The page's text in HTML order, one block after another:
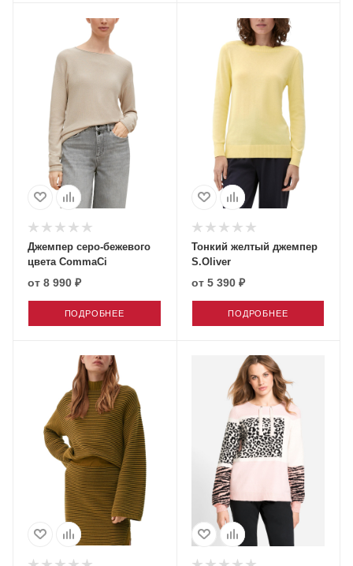
Джемпер серо-бежевого
цвета CommaCi
от 8 990 ₽
ПОДРОБНЕЕ
Тонкий желтый джемпер
S.Oliver
от 5 390 ₽
ПОДРОБНЕЕ